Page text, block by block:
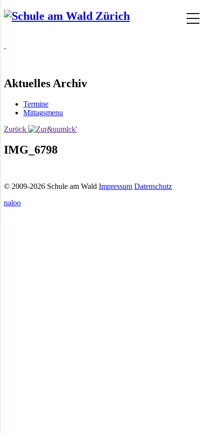
Aktuelles Archiv
Termine
Mittagsmenu
Zurück
IMG_6798
© 2009-2026 Schule am Wald Impressum Datenschutz
naloo